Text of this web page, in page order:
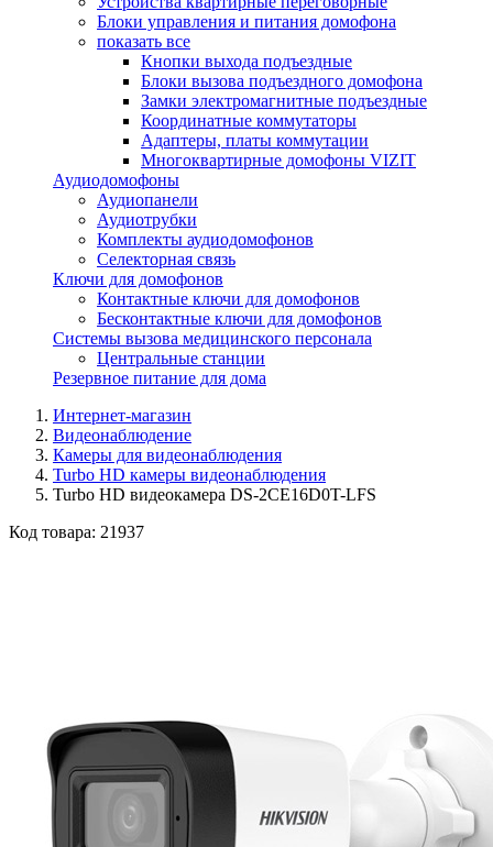
Блоки управления и питания домофона
показать все
Кнопки выхода подъездные
Блоки вызова подъездного домофона
Замки электромагнитные подъездные
Координатные коммутаторы
Адаптеры, платы коммутации
Многоквартирные домофоны VIZIT
Аудиодомофоны
Аудиопанели
Аудиотрубки
Комплекты аудиодомофонов
Селекторная связь
Ключи для домофонов
Контактные ключи для домофонов
Бесконтактные ключи для домофонов
Системы вызова медицинского персонала
Центральные станции
Резервное питание для дома
Интернет-магазин
Видеонаблюдение
Камеры для видеонаблюдения
Turbo HD камеры видеонаблюдения
Turbo HD видеокамера DS-2CE16D0T-LFS
Код товара: 21937